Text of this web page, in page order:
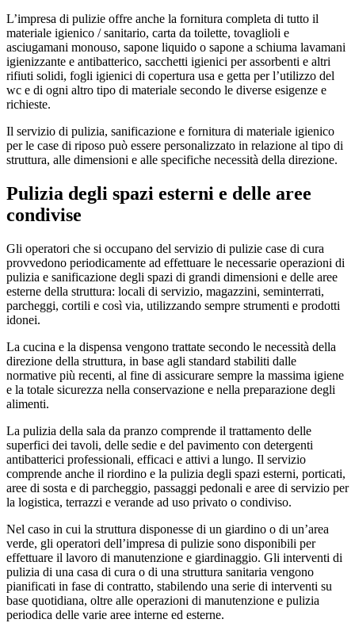
L’impresa di pulizie offre anche la fornitura completa di tutto il
materiale igienico / sanitario, carta da toilette, tovaglioli e
asciugamani monouso, sapone liquido o sapone a schiuma lavamani
igienizzante e antibatterico, sacchetti igienici per assorbenti e altri
rifiuti solidi, fogli igienici di copertura usa e getta per l’utilizzo del
wc e di ogni altro tipo di materiale secondo le diverse esigenze e
richieste.
Il servizio di pulizia, sanificazione e fornitura di materiale igienico
per le case di riposo può essere personalizzato in relazione al tipo di
struttura, alle dimensioni e alle specifiche necessità della direzione.
Pulizia degli spazi esterni e delle aree
condivise
Gli operatori che si occupano del servizio di pulizie case di cura
provvedono periodicamente ad effettuare le necessarie operazioni di
pulizia e sanificazione degli spazi di grandi dimensioni e delle aree
esterne della struttura: locali di servizio, magazzini, seminterrati,
parcheggi, cortili e così via, utilizzando sempre strumenti e prodotti
idonei.
La cucina e la dispensa vengono trattate secondo le necessità della
direzione della struttura, in base agli standard stabiliti dalle
normative più recenti, al fine di assicurare sempre la massima igiene
e la totale sicurezza nella conservazione e nella preparazione degli
alimenti.
La pulizia della sala da pranzo comprende il trattamento delle
superfici dei tavoli, delle sedie e del pavimento con detergenti
antibatterici professionali, efficaci e attivi a lungo. Il servizio
comprende anche il riordino e la pulizia degli spazi esterni, porticati,
aree di sosta e di parcheggio, passaggi pedonali e aree di servizio per
la logistica, terrazzi e verande ad uso privato o condiviso.
Nel caso in cui la struttura disponesse di un giardino o di un’area
verde, gli operatori dell’impresa di pulizie sono disponibili per
effettuare il lavoro di manutenzione e giardinaggio. Gli interventi di
pulizia di una casa di cura o di una struttura sanitaria vengono
pianificati in fase di contratto, stabilendo una serie di interventi su
base quotidiana, oltre alle operazioni di manutenzione e pulizia
periodica delle varie aree interne ed esterne.